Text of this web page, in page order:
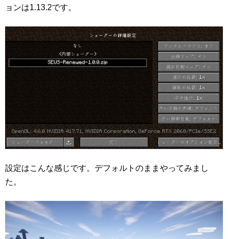
ョンは1.13.2です。
設定はこんな感じです。デフォルトのままやってみまし
た。